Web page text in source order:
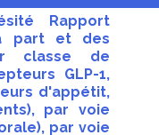
Rapport
part et des
classe de
GLP-1,
d'appétit,
par voie
par voie